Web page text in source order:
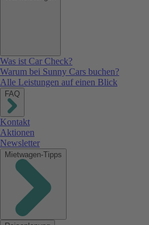
Was ist Car Check?
Warum bei Sunny Cars buchen?
Alle Leistungen auf einen Blick
FAQ
Kontakt
Aktionen
Newsletter
Mietwagen-Tipps